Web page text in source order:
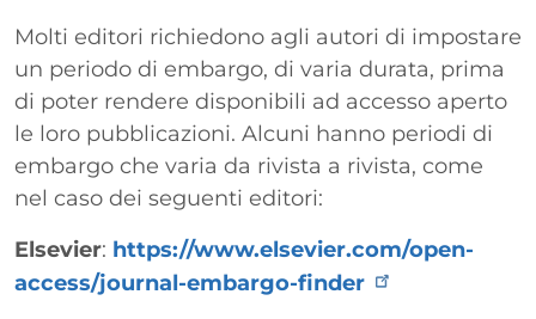
Molti editori richiedono agli autori di impostare
un periodo di embargo, di varia durata, prima
di poter rendere disponibili ad accesso aperto
le loro pubblicazioni. Alcuni hanno periodi di
embargo che varia da rivista a rivista, come
nel caso dei seguenti editori:
Elsevier: https://www.elsevier.com/open-
access/journal-embargo-finder